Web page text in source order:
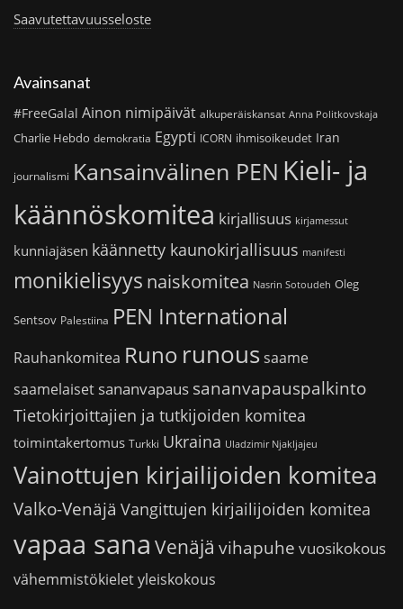
Saavutettavuusseloste
Avainsanat
#FreeGalal Ainon nimipäivät alkuperäiskansat Anna Politkovskaja
Charlie Hebdo demokratia Egypti ICORN ihmisoikeudet Iran
journalismi Kansainvälinen PEN Kieli- ja
käännöskomitea kirjallisuus kirjamessut
kunniajäsen käännetty kaunokirjallisuus manifesti
monikielisyys naiskomitea Nasrin Sotoudeh Oleg
Sentsov Palestiina PEN International
Rauhankomitea Runo runoussaame
saamelaiset sananvapaus sananvapauspalkinto
Tietokirjoittajien ja tutkijoiden komitea
toimintakertomus Turkki Ukraina Uladzimir Njakljajeu
Vainottujen kirjailijoiden komitea
Valko-Venäjä Vangittujen kirjailijoiden komitea
vapaa sana Venäjä vihapuhe vuosikokous
vähemmistökieletyleiskokous